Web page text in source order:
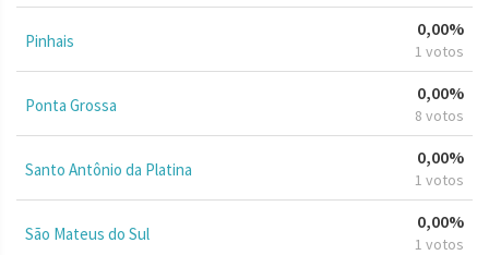
Pinhais
0,00%
1 votos
Ponta Grossa
0,00%
8 votos
Santo Antônio da Platina
0,00%
1 votos
São Mateus do Sul
0,00%
1 votos